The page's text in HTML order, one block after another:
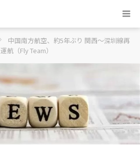
中国南方航空、約5年ぶり 関西〜深圳線再
航（Fly Team）